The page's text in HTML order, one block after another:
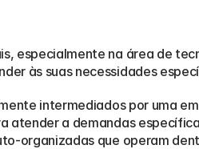
especialmente na área de
às suas necessidades
intermediados por uma
a demandas
organizadas que operam